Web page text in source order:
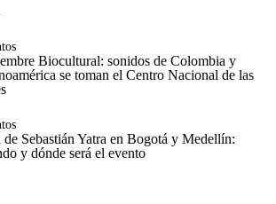
Biocultural: sonidos de Colombia y
se toman el Centro Nacional de las
de Sebastián Yatra en Bogotá y Medellín:
y dónde será el evento